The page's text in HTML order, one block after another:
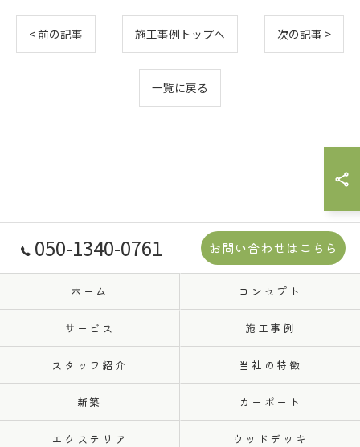
< 前の記事 施工事例トップへ 次の記事 >
一覧に戻る
050-1340-0761 お問い合わせはこちら
ホーム コンセプト
サービス 施工事例
スタッフ紹介 当社の特徴
新築 カーポート
エクステリア ウッドデッキ